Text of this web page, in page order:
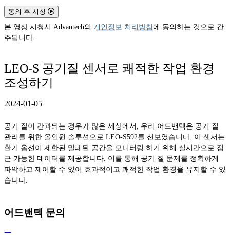
동의 후 시청
본 영상 시청시 Advantech의 개인정보 처리방침에 동의하는 것으로 간
주됩니다.
LEO-S 공기질 센서로 쾌적한 작업 환경
조성하기
2024-01-05
공기 질이 간과되는 경우가 많은 세상에서, 우리 어드밴텍은 공기 질
관리를 위한 올인원 솔루션으로 LEO-S592를 선보였습니다. 이 센서는
환기 옵션이 제한된 밀폐된 공간을 모니터링 하기 위해 실시간으로 접
근 가능한 데이터를 제공합니다. 이를 통해 공기 질 문제를 정확하게
파악하고 제어할 수 있어 효과적이고 쾌적한 작업 환경을 유지할 수 있
습니다.
어드밴텍 문의